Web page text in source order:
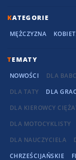
KATEGORIE
MĘŻCZYZNA
TEMATY
NOWOŚCI DLA
DLA TATY
DLA
DLA KIEROWCY
DLA MOTOCYKLISTY
DLA NAUCZYCIELA
CHRZEŚCIJAŃSKIE